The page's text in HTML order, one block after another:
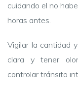
cuidando el no
horas antes.
Vigilar la cantidad
clara y tener
controlar tránsito